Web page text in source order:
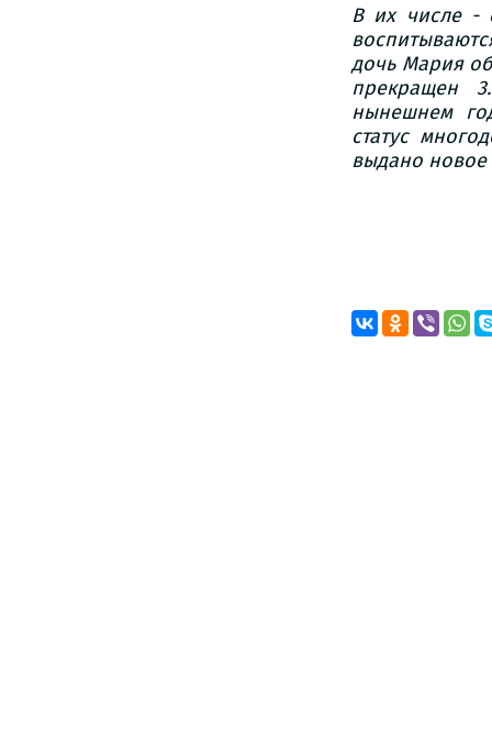
В их числе -
дочь Мария
прекращен
нынешнем
статус
выдано новое